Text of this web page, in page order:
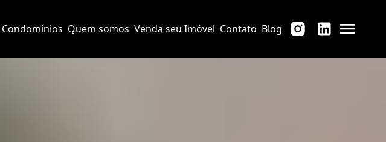
Condomínios Quem somos Venda seu Imóvel Contato Blog